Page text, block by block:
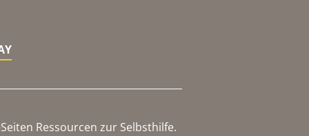
Ressourcen zur Selbsthilfe.